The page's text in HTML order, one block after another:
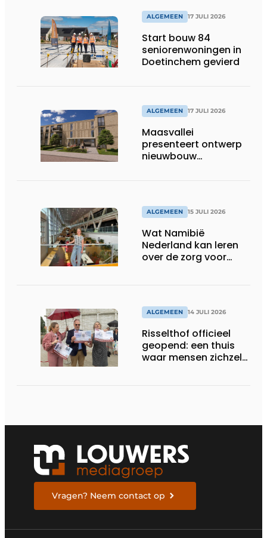
ALGEMEEN 17 JULI 2026
Start bouw 84
seniorenwoningen in
Doetinchem gevierd
ALGEMEEN 17 JULI 2026
Maasvallei
presenteert ontwerp
nieuwbouw
ALGEMEEN 15 JULI 2026
Wat Namibië
Nederland kan leren
over de zorg voor
ALGEMEEN 14 JULI 2026
Risselthof officieel
geopend: een thuis
waar mensen zichzelf
Vragen? Neem contact op